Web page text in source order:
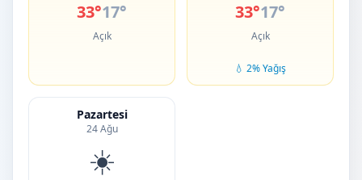
33°17°
Açık
33°17°
Açık
💧 2% Yağış
Pazartesi
24 Ağu
☀️